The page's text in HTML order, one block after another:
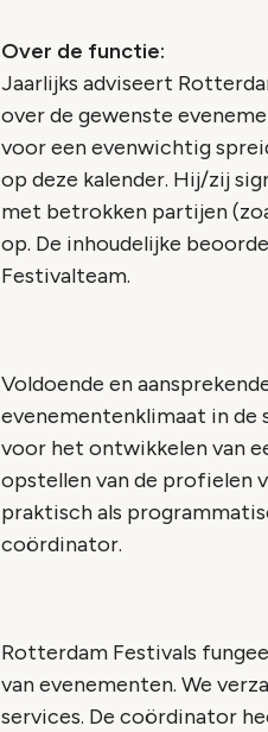
Over de functie:
Jaarlijks adviseert
over de gewenste
voor een evenwichtig
op deze kalender. Hij/zij
met betrokken partijen
op. De inhoudelijke
Festivalteam.
Voldoende en
evenementenklimaat in de
voor het ontwikkelen van
opstellen van de profielen
praktisch als
coördinator.
Rotterdam Festivals
van evenementen. We
services. De coördinator